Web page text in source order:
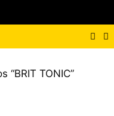
“BRIT TONIC”